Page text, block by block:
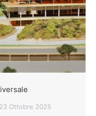
23 Ottobre 2025